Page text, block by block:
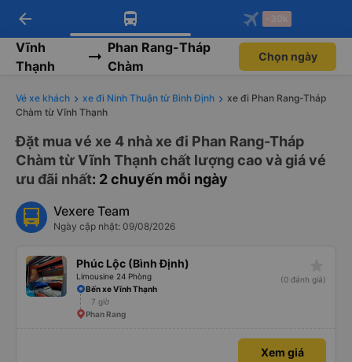
Tải app Vexere ngay!
Nhận ưu đãi thành viên độc
quyền
Mở app
Tải app Vexere
-30k/ghế khi đặt vé máy bay qua
app
Mở app
arrow_back -30k
Vĩnh
Thạnh
Phan Rang-Tháp
Chàm
Chọn ngày
Vé xe khách xe đi Ninh Thuận từ Bình Định
xe đi Phan Rang-Tháp
Chàm từ Vĩnh Thạnh
Đặt mua vé xe 4 nhà xe đi Phan Rang-Tháp
Chàm từ Vĩnh Thạnh chất lượng cao và giá vé
ưu đãi nhất: 2 chuyến mỗi ngày
Vexere Team
Ngày cập nhật: 09/08/2026
Phúc Lộc (Bình Định)
Limousine 24 Phòng
(0 đánh giá)
Bến xe Vĩnh Thạnh
7 giờ
Phan Rang
Xem giá